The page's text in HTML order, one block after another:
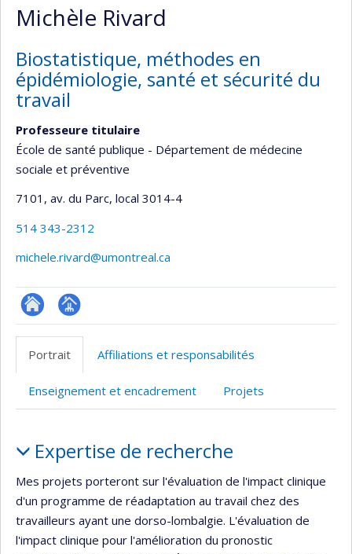
Michèle Rivard
Biostatistique, méthodes en
épidémiologie, santé et sécurité du
travail
Professeure titulaire
École de santé publique - Département de médecine
sociale et préventive
7101, av. du Parc, local 3014-4
514 343-2312
michele.rivard@umontreal.ca
ResearchGate
Page
professionnelle
(faculté,département,école)
Portrait Affiliations et responsabilités
Enseignement et encadrement Projets
Expertise de recherche
Mes projets porteront sur l'évaluation de l'impact clinique
d'un programme de réadaptation au travail chez des
travailleurs ayant une dorso-lombalgie. L'évaluation de
l'impact clinique pour l'amélioration du pronostic